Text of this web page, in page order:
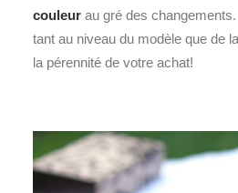
couleur au gré des
tant au niveau du modèle que de
la pérennité de votre achat!